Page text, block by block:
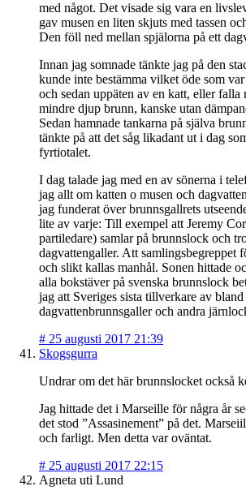
med något. Det visade sig vara en
gav musen en liten skjuts med tassen
Den föll ned mellan spjälorna på ett
Innan jag somnade tänkte jag på den
kunde inte bestämma vilket öde som
och sedan uppäten av en katt, eller falla
mindre djup brunn, kanske utan
Sedan hamnade tankarna på själva
tänkte på att det såg likadant ut i dag
fyrtiotalet.
I dag talade jag med en av sönerna i
jag allt om katten o musen och
jag funderat över brunnsgallrets
lite av varje: Till exempel att Jeremy
partiledare) samlar på brunnslock och
dagvattengaller. Att samlingsbegreppet
och slikt kallas manhål. Sonen hittade
alla bokstäver på svenska brunnslock
jag att Sveriges sista tillverkare av bland
dagvattenbrunnsgaller och andra
# 25 augusti 2017 21:39
Skogsgurra
Undrar om det här brunnslocket också
Jag hittade det i Marseille för några år
det stod ”Assasinement” på det.
och farligt. Men detta var oväntat.
# 25 augusti 2017 22:15
Agneta uti Lund